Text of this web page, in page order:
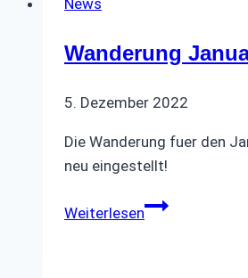
im
Köpenick
15.10.25
Wanderung
5. Dezember 2022
Die Wanderung fuer den
neu eingestellt!
WeiterlesenWanderung